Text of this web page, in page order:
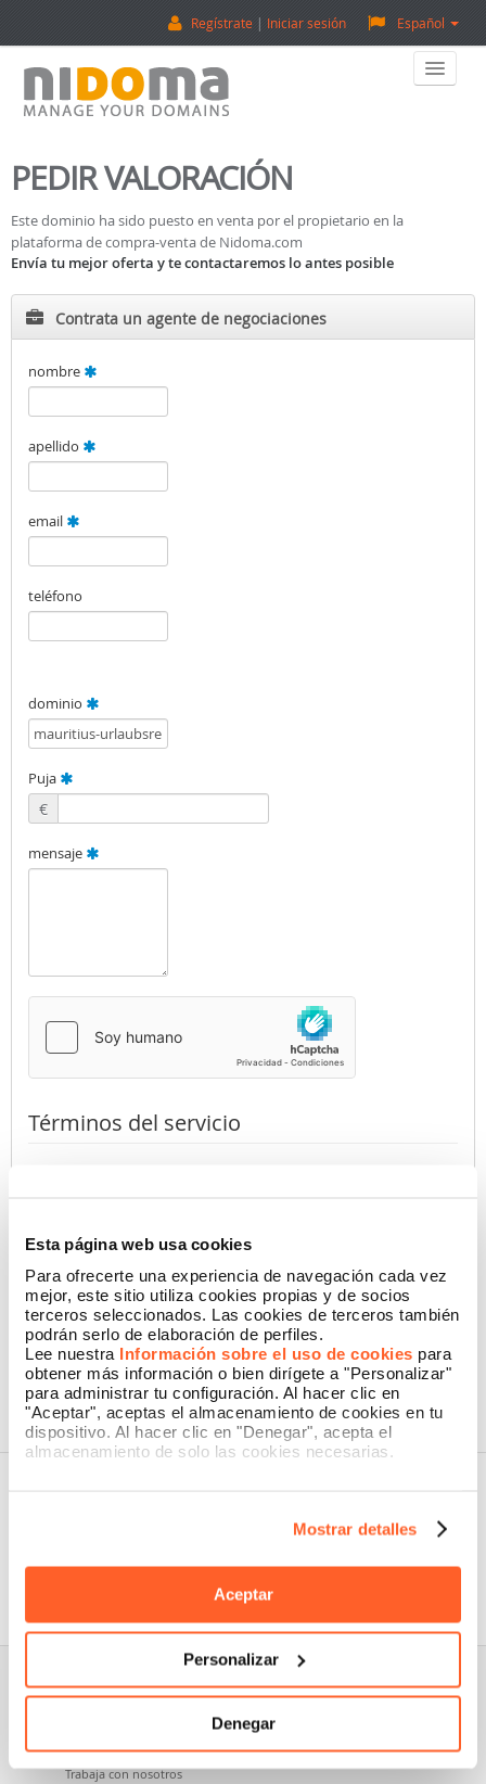
Esta página web usa cookies
Para ofrecerte una experiencia de navegación cada vez
mejor, este sitio utiliza cookies propias y de socios
terceros seleccionados. Las cookies de terceros también
podrán serlo de elaboración de perfiles.
Lee nuestra Información sobre el uso de cookies para
obtener más información o bien dirígete a "Personalizar"
para administrar tu configuración. Al hacer clic en
"Aceptar", aceptas el almacenamiento de cookies en tu
dispositivo. Al hacer clic en "Denegar", acepta el
almacenamiento de solo las cookies necesarias.
Mostrar detalles
Aceptar
Personalizar
Denegar
Español
Regístrate Iniciar sesión
Vender Dominios
¡Contactanos!
PEDIR VALORACIÓN
Este dominio ha sido puesto en venta por el propietario en la
plataforma de compra-venta de Nidoma.com
Envía tu mejor oferta y te contactaremos lo antes posible
Contrata un agente de negociaciones
nombre
apellido
email
teléfono
dominio
Puja
€
mensaje
Términos del servicio
CONFIRMAR
Nidoma es una marca perteneciente a Namecase GmbH,
empresa del grupo Aruba SpA.
Quiénes somos
Trabaja con nosotros